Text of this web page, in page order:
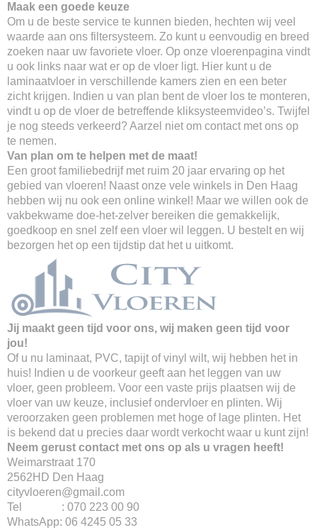
Maak een goede keuze
Om u de beste service te kunnen bieden, hechten wij veel
waarde aan ons filtersysteem. Zo kunt u eenvoudig en breed
zoeken naar uw favoriete vloer. Op onze vloerenpagina vindt
u ook links naar wat er op de vloer ligt. Hier kunt u de
laminaatvloer in verschillende kamers zien en een beter
zicht krijgen. Indien u van plan bent de vloer los te monteren,
vindt u op de vloer de betreffende kliksysteemvideo’s. Twijfel
je nog steeds verkeerd? Aarzel niet om contact met ons op
te nemen.
Van plan om te helpen met de maat!
Een groot familiebedrijf met ruim 20 jaar ervaring op het
gebied van vloeren! Naast onze vele winkels in Den Haag
hebben wij nu ook een online winkel! Maar we willen ook de
vakbekwame doe-het-zelver bereiken die gemakkelijk,
goedkoop en snel zelf een vloer wil leggen. U bestelt en wij
bezorgen het op een tijdstip dat het u uitkomt.
Jij maakt geen tijd voor ons, wij maken geen tijd voor
jou!
Of u nu laminaat, PVC, tapijt of vinyl wilt, wij hebben het in
huis! Indien u de voorkeur geeft aan het leggen van uw
vloer, geen probleem. Voor een vaste prijs plaatsen wij de
vloer van uw keuze, inclusief ondervloer en plinten. Wij
veroorzaken geen problemen met hoge of lage plinten. Het
is bekend dat u precies daar wordt verkocht waar u kunt zijn!
Neem gerust contact met ons op als u vragen heeft!
Weimarstraat 170
2562HD Den Haag
cityvloeren@gmail.com
Tel : 070 223 00 90
WhatsApp: 06 4245 05 33